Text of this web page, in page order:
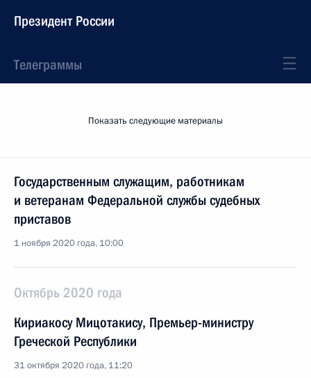
Президент России
Телеграммы
Показать следующие материалы
Государственным служащим, работникам
и ветеранам Федеральной службы судебных
приставов
1 ноября 2020 года, 10:00
Октябрь 2020 года
Кириакосу Мицотакису, Премьер-министру
Греческой Республики
31 октября 2020 года, 11:20